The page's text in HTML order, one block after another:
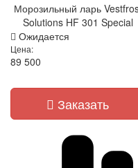
Морозильный ларь
Solutions HF 301 Special
Ожидается
Цена:
89 500
Заказать